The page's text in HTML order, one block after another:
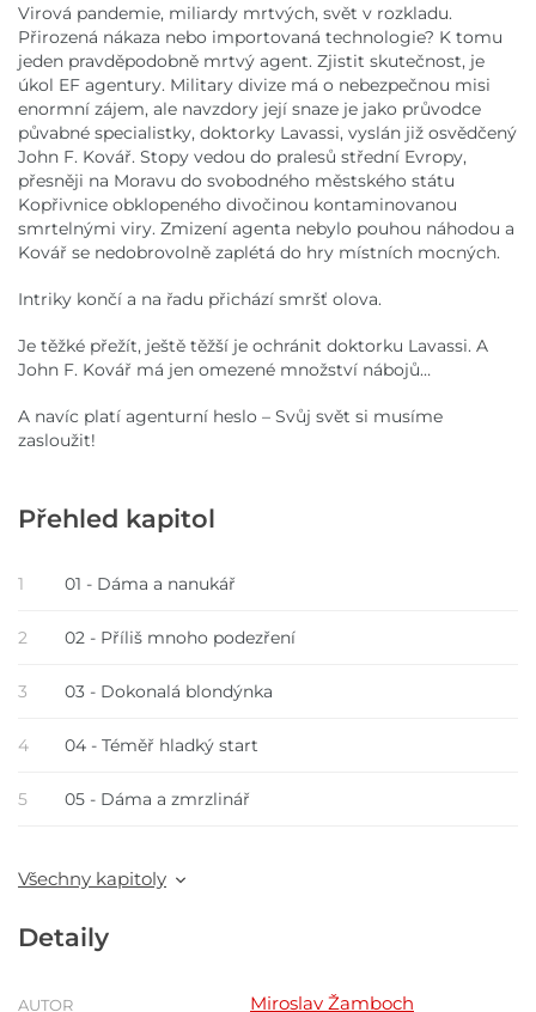
Virová pandemie, miliardy mrtvých, svět v rozkladu.
Přirozená nákaza nebo importovaná technologie? K tomu
jeden pravděpodobně mrtvý agent. Zjistit skutečnost, je
úkol EF agentury. Military divize má o nebezpečnou misi
enormní zájem, ale navzdory její snaze je jako průvodce
půvabné specialistky, doktorky Lavassi, vyslán již osvědčený
John F. Kovář. Stopy vedou do pralesů střední Evropy,
přesněji na Moravu do svobodného městského státu
Kopřivnice obklopeného divočinou kontaminovanou
smrtelnými viry. Zmizení agenta nebylo pouhou náhodou a
Kovář se nedobrovolně zaplétá do hry místních mocných.
Intriky končí a na řadu přichází smršť olova.
Je těžké přežít, ještě těžší je ochránit doktorku Lavassi. A
John F. Kovář má jen omezené množství nábojů…
A navíc platí agenturní heslo – Svůj svět si musíme
zasloužit!
Přehled kapitol
1 01 - Dáma a nanukář
2 02 - Příliš mnoho podezření
3 03 - Dokonalá blondýnka
4 04 - Téměř hladký start
5 05 - Dáma a zmrzlinář
Všechny kapitoly
Detaily
AUTOR Miroslav Žamboch